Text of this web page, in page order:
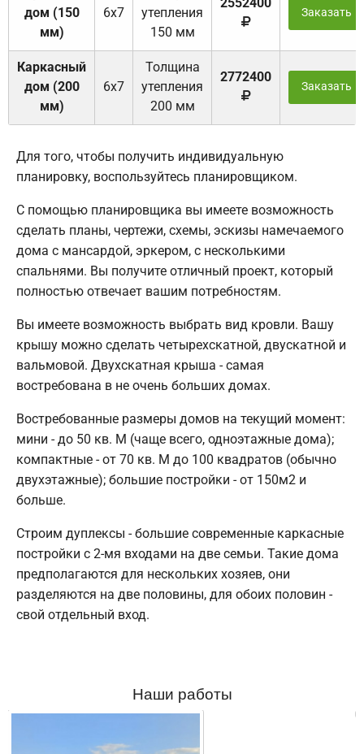
дом (150
мм)
6х7
утепления
150 мм
Заказать
Каркасный
дом (200
мм)
6х7
Толщина
утепления
200 мм
2772400
Заказать
Для того, чтобы получить индивидуальную
планировку, воспользуйтесь планировщиком.
С помощью планировщика вы имеете возможность
сделать планы, чертежи, схемы, эскизы намечаемого
дома с мансардой, эркером, с несколькими
спальнями. Вы получите отличный проект, который
полностью отвечает вашим потребностям.
Вы имеете возможность выбрать вид кровли. Вашу
крышу можно сделать четырехскатной, двускатной и
вальмовой. Двухскатная крыша - самая
востребована в не очень больших домах.
Востребованные размеры домов на текущий момент:
мини - до 50 кв. М (чаще всего, одноэтажные дома);
компактные - от 70 кв. М до 100 квадратов (обычно
двухэтажные); большие постройки - от 150м2 и
больше.
Строим дуплексы - большие современные каркасные
постройки с 2-мя входами на две семьи. Такие дома
предполагаются для нескольких хозяев, они
разделяются на две половины, для обоих половин -
свой отдельный вход.
Наши работы